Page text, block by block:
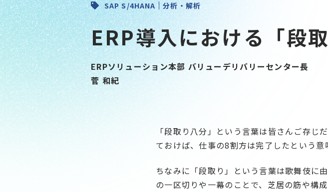
SAP S/4HANA
分析・解析
ERP導入における「段
ERPソリューション本部 バリューデリバリーセンター長
菅 和紀
「段取り八分」という言葉は皆さんご存じ
ておけば、仕事の8割方は完了したという意
ちなみに「段取り」という言葉は歌舞伎に
の一区切りや一幕のことで、芝居の筋や構